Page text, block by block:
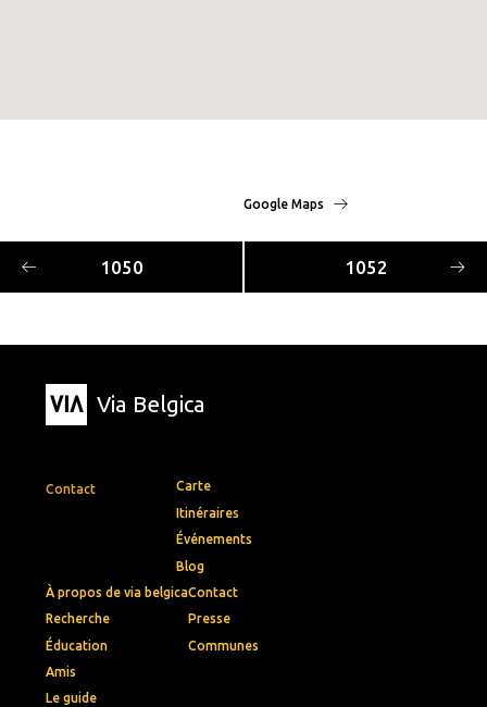
Google Maps
1050 1052
Via Belgica
Contact
Carte
Itinéraires
Événements
Blog
À propos de via belgica
Recherche
Éducation
Amis
Le guide
Contact
Presse
Communes